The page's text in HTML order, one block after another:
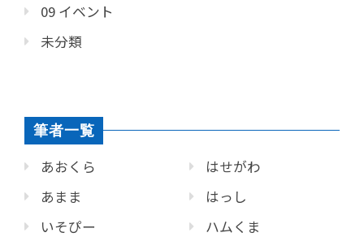
09 イベント
未分類
筆者一覧
あおくら
あまま
いそぴー
はせがわ
はっし
ハムくま